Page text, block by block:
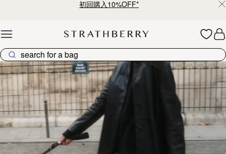
初回購入10%OFF*
ストラスベリーのバッグコレクション – 上質なクラフトマン